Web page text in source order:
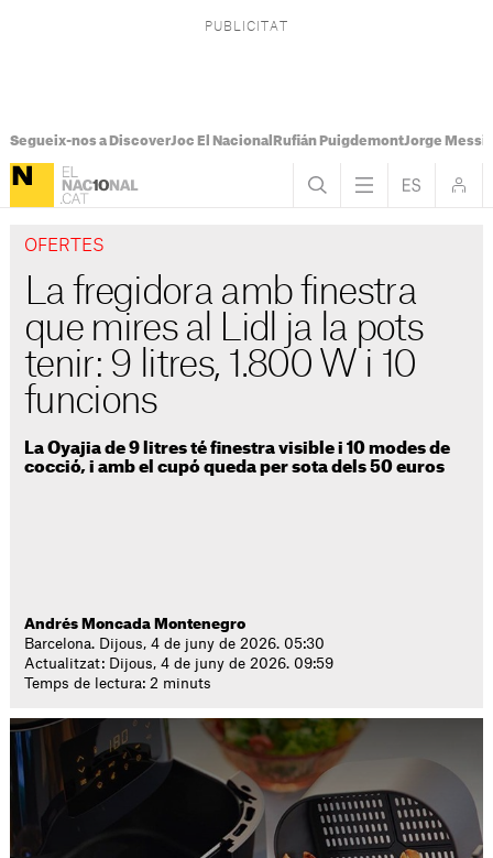
Segueix-nos a DiscoverJoc El Nacional Rufián PuigdemontJorge Messi
OFERTES
La fregidora amb finestra
que mires al Lidl ja la pots
tenir: 9 litres, 1.800 W i 10
funcions
La Oyajia de 9 litres té finestra visible i 10 modes de
cocció, i amb el cupó queda per sota dels 50 euros
Andrés Moncada Montenegro
Barcelona. Dijous, 4 de juny de 2026. 05:30
Actualitzat: Dijous, 4 de juny de 2026. 09:59
Temps de lectura: 2 minuts